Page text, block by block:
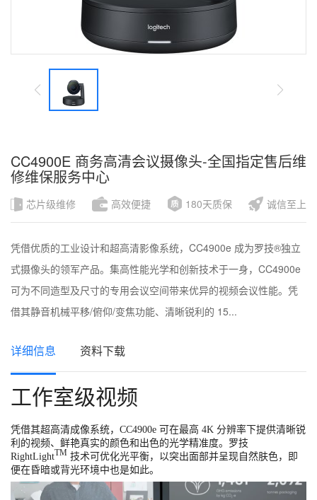
CC4900E 商务高清会议摄像头-全国指定售后维
修维保服务中心
芯片级维修 高效便捷 180天质保 诚信至上
凭借优质的工业设计和超高清影像系统，CC4900e 成为罗技®独立
式摄像头的领军产品。集高性能光学和创新技术于一身，CC4900e
可为不同造型及尺寸的专用会议空间带来优异的视频会议性能。凭
借其静音机械平移/俯仰/变焦功能、清晰锐利的 15...
详细信息 资料下载
工作室级视频
凭借其超高清成像系统，CC4900e 可在最高 4K 分辨率下提供清晰锐
利的视频、鲜艳真实的颜色和出色的光学精准度。罗技
RightLightTM 技术可优化光平衡，以突出面部并呈现自然肤色，即
便在昏暗或背光环境中也是如此。